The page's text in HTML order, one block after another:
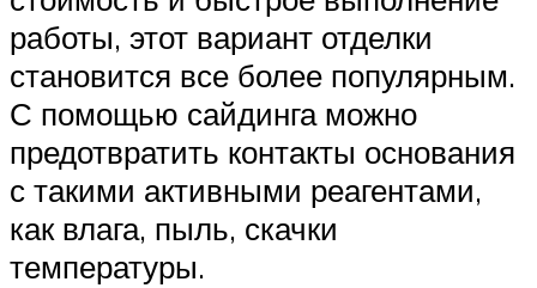
работы, этот вариант отделки
становится все более популярным.
С помощью сайдинга можно
предотвратить контакты основания
с такими активными реагентами,
как влага, пыль, скачки
температуры.